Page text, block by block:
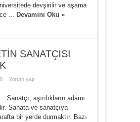
devşirilir ve aşama
... Devamını Oku »
SANATÇISI
Yorum yap
aşırılıkların adamı
Sanata ve sanatçıya
bir yerde durmaktır. Bazı